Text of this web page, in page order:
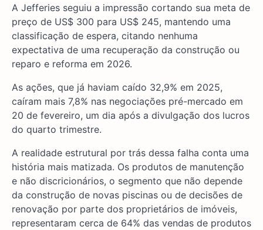
A Jefferies seguiu a impressão cortando sua meta de
preço de US$ 300 para US$ 245, mantendo uma
classificação de espera, citando nenhuma
expectativa de uma recuperação da construção ou
reparo e reforma em 2026.
As ações, que já haviam caído 32,9% em 2025,
caíram mais 7,8% nas negociações pré-mercado em
20 de fevereiro, um dia após a divulgação dos lucros
do quarto trimestre.
A realidade estrutural por trás dessa falha conta uma
história mais matizada. Os produtos de manutenção
e não discricionários, o segmento que não depende
da construção de novas piscinas ou de decisões de
renovação por parte dos proprietários de imóveis,
representaram cerca de 64% das vendas de produtos